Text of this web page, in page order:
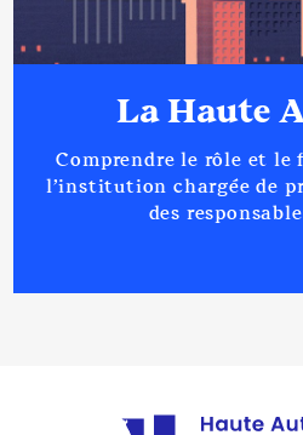
La Haute
Comprendre le rôle et
l’institution chargée de
des